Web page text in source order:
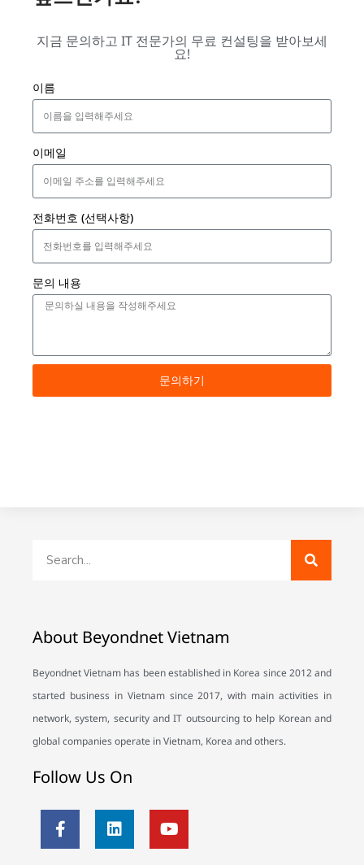
지금 문의하고 IT 전문가의 무료 컨설팅을 받아보세
요!
이름
이메일
전화번호 (선택사항)
문의 내용
문의하기
About Beyondnet Vietnam
Beyondnet Vietnam has been established in Korea since 2012 and
started business in Vietnam since 2017, with main activities in
network, system, security and IT outsourcing to help Korean and
global companies operate in Vietnam, Korea and others.
Follow Us On